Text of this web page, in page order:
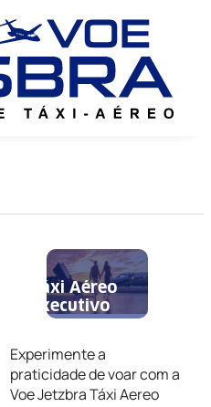
Táxi Aéreo
Executivo
Experimente a
praticidade de voar com a
Voe Jetzbra Táxi Aereo